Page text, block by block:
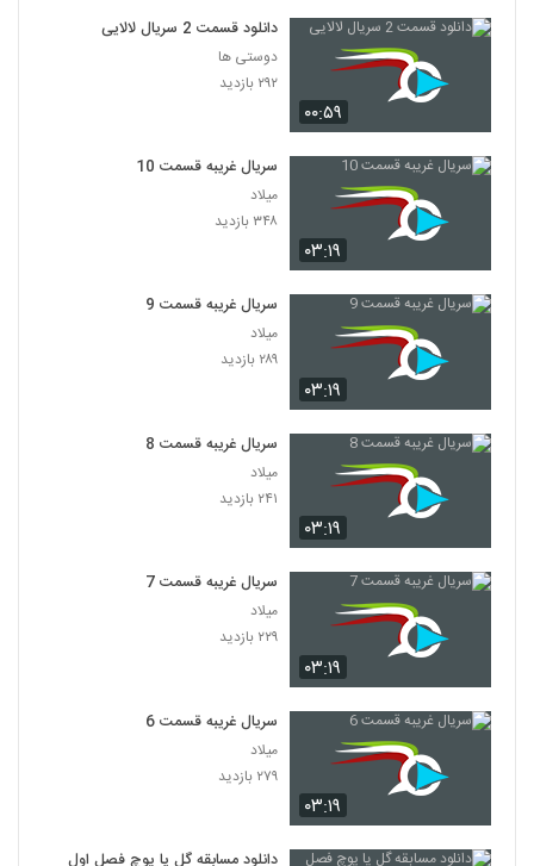
۰۰:۵۹
دانلود قسمت 2 سریال لالایی
دوستی ها
۲۹۲ بازدید
۰۳:۱۹
سریال غریبه قسمت 10
میلاد
۳۴۸ بازدید
۰۳:۱۹
سریال غریبه قسمت 9
میلاد
۲۸۹ بازدید
۰۳:۱۹
سریال غریبه قسمت 8
میلاد
۲۴۱ بازدید
۰۳:۱۹
سریال غریبه قسمت 7
میلاد
۲۲۹ بازدید
۰۳:۱۹
سریال غریبه قسمت 6
میلاد
۲۷۹ بازدید
دانلود مسابقه گل یا پوچ فصل اول